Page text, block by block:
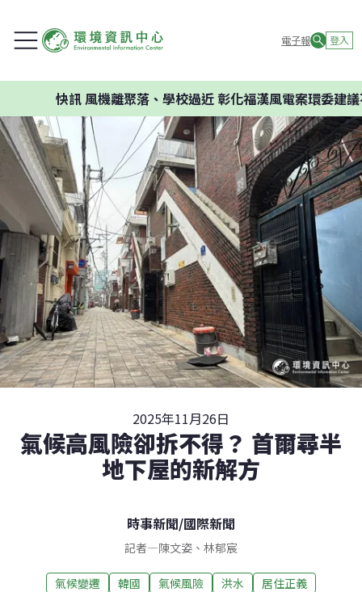
電子報 登入
風機離聚落、學校過近 彰化福漢風電案環委建議不應開發
2025年11月26日
氣候高風險卻拆不得？ 首爾尋半
地下屋的新解方
時事新聞/國際新聞
記者—陳文姿 、 林郁宸
氣候變遷 韓國 氣候風險 洪水 居住正義